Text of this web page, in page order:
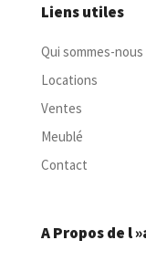
Liens utiles
Qui sommes-nous
Locations
Ventes
Meublé
Contact
A Propos de l